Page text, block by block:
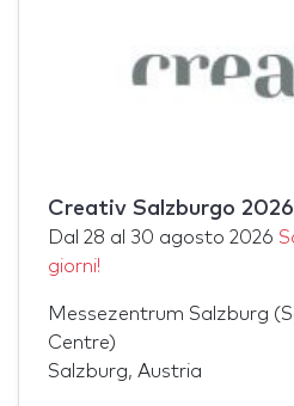
Creativ Salzburgo 2026
Dal 28 al 30 agosto 2026
giorni!
Messezentrum Salzburg
Centre)
Salzburg, Austria